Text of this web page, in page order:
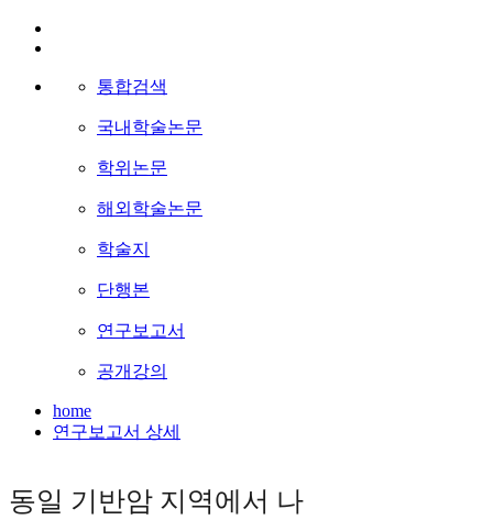
통합검색
국내학술논문
학위논문
해외학술논문
학술지
단행본
연구보고서
공개강의
home
연구보고서 상세
동일 기반암 지역에서 나